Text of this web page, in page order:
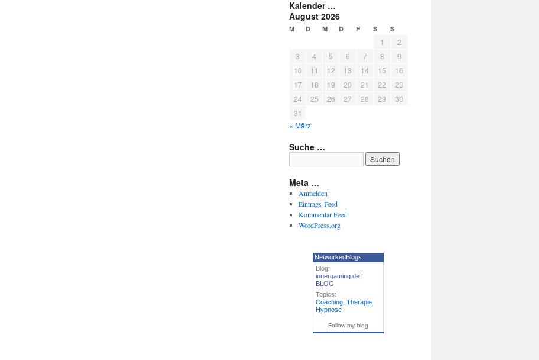
Kalender …
August 2026
M D M D F S S
1
2
3
4 5 6 7 8
9
10
11 12 13 14 15
16
17
18 19 20 21 22
23
24
25 26 27 28 29
30
31
« März
Suche …
Meta …
Anmelden
Eintrags-Feed
Kommentar-Feed
WordPress.org
NetworkedBlogs
Blog:
innergaming.de |
BLOG
Topics:
Coaching Therapie
Hypnose
Follow my blog